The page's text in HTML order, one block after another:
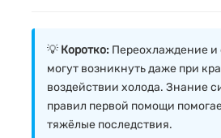
💡 Коротко: Переохлаждение
могут возникнуть даже при
воздействии холода. Знание
правил первой помощи
тяжёлые последствия.